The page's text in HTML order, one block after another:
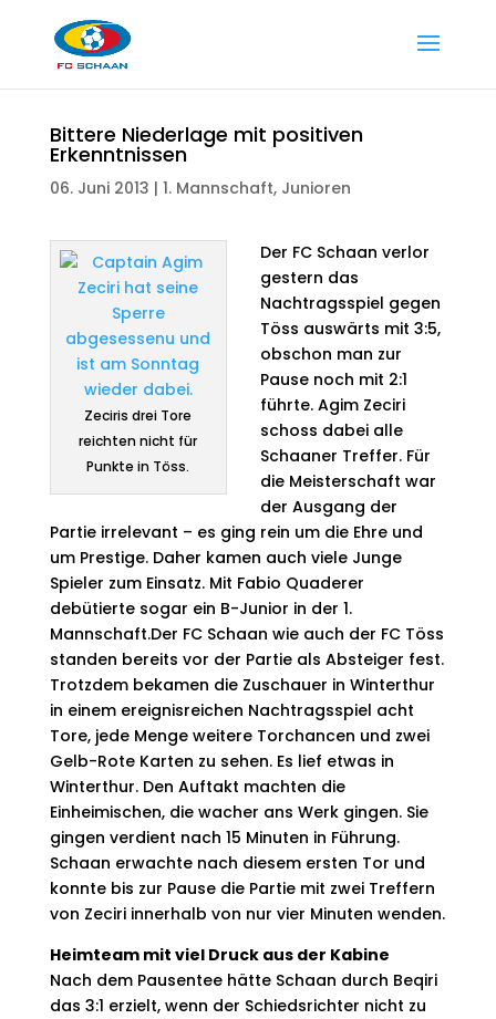
Bittere Niederlage mit positiven
Erkenntnissen
06. Juni 2013 | 1. Mannschaft, Junioren
Zeciris drei Tore
reichten nicht für
Punkte in Töss.
Der FC Schaan verlor
gestern das
Nachtragsspiel gegen
Töss auswärts mit 3:5,
obschon man zur
Pause noch mit 2:1
führte. Agim Zeciri
schoss dabei alle
Schaaner Treffer. Für
die Meisterschaft war
der Ausgang der
Partie irrelevant – es ging rein um die Ehre und
um Prestige. Daher kamen auch viele Junge
Spieler zum Einsatz. Mit Fabio Quaderer
debütierte sogar ein B-Junior in der 1.
Mannschaft.Der FC Schaan wie auch der FC Töss
standen bereits vor der Partie als Absteiger fest.
Trotzdem bekamen die Zuschauer in Winterthur
in einem ereignisreichen Nachtragsspiel acht
Tore, jede Menge weitere Torchancen und zwei
Gelb-Rote Karten zu sehen. Es lief etwas in
Winterthur. Den Auftakt machten die
Einheimischen, die wacher ans Werk gingen. Sie
gingen verdient nach 15 Minuten in Führung.
Schaan erwachte nach diesem ersten Tor und
konnte bis zur Pause die Partie mit zwei Treffern
von Zeciri innerhalb von nur vier Minuten wenden.
Heimteam mit viel Druck aus der Kabine
Nach dem Pausentee hätte Schaan durch Beqiri
das 3:1 erzielt, wenn der Schiedsrichter nicht zu